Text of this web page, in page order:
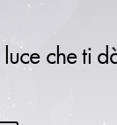
che ti